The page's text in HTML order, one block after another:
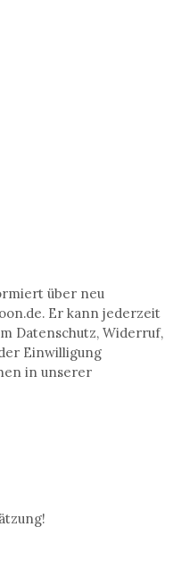
über neu
Er kann jederzeit
Datenschutz, Widerruf,
Einwilligung
in unserer